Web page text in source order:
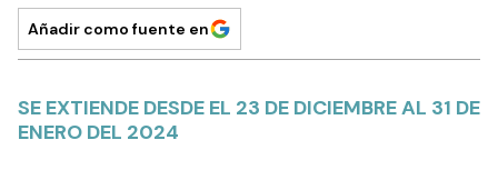
Añadir como fuente en
SE EXTIENDE DESDE EL 23 DE DICIEMBRE AL 31 DE
ENERO DEL 2024